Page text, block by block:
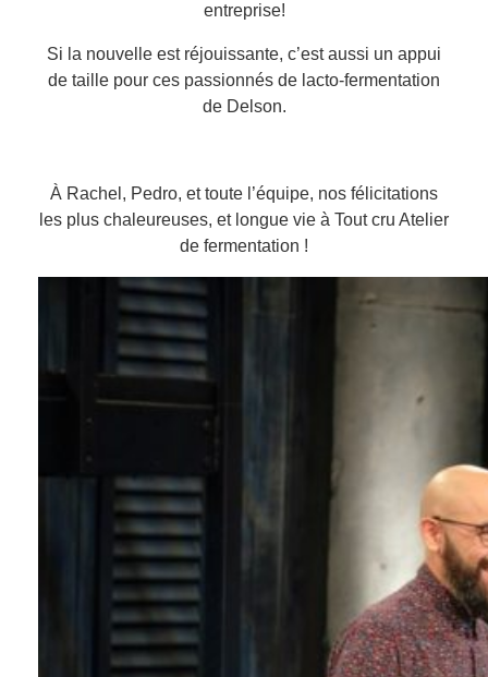
entreprise!
Si la nouvelle est réjouissante, c’est aussi un appui
de taille pour ces passionnés de lacto-fermentation
de Delson.
À Rachel, Pedro, et toute l’équipe, nos félicitations
les plus chaleureuses, et longue vie à Tout cru Atelier
de fermentation !